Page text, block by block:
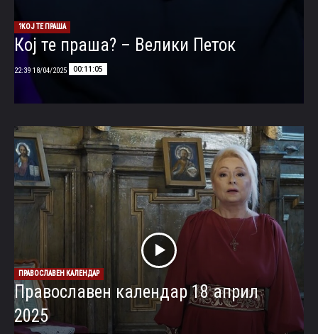
КОЈ ТЕ ПРАША?
Кој те праша? – Велики Петок
00:11:05
18/04/2025 22:39
ПРАВОСЛАВЕН КАЛЕНДАР
Православен календар 18 април
2025